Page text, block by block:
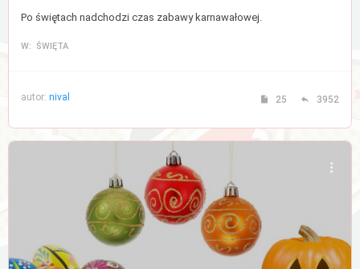
Po świętach nadchodzi czas zabawy karnawałowej.
W: ŚWIĘTA
autor: nival 25 3952